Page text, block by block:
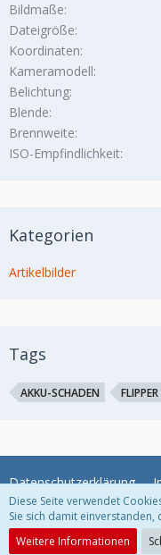
Bildmaße
Dateigröße
Koordinaten
Kameramodell
Belichtung
Blende
Brennweite
ISO-Empfindlichkeit
Kategorien
Artikelbilder
Tags
AKKU-SCHADEN FLIPPER
Datenschutzerklärung
Community-
Diese Seite verwendet
Sie sich damit einverstanden,
Weitere Informationen